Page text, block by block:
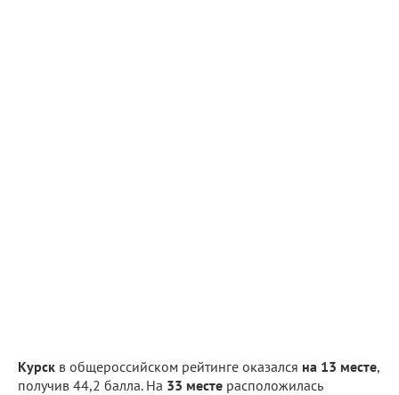
Курск в общероссийском рейтинге оказался на 13 месте,
получив 44,2 балла. На 33 месте расположилась